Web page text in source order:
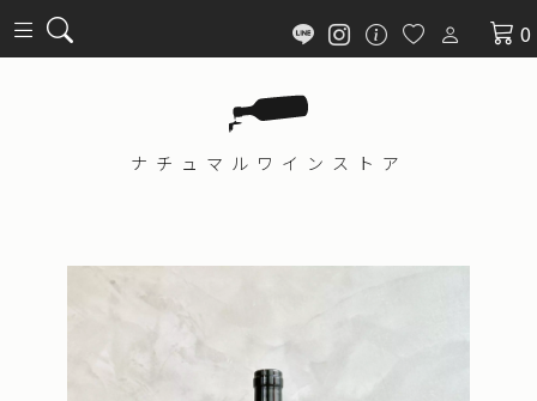
0
ナチュマル ワインストア